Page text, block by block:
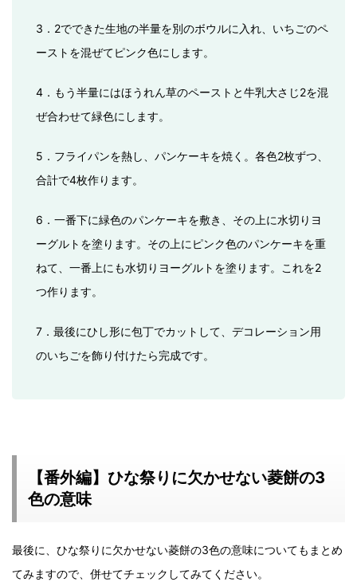
3．2でできた生地の半量を別のボウルに入れ、いちごのペ
ーストを混ぜてピンク色にします。
4．もう半量にはほうれん草のペーストと牛乳大さじ2を混
ぜ合わせて緑色にします。
5．フライパンを熱し、パンケーキを焼く。各色2枚ずつ、
合計で4枚作ります。
6．一番下に緑色のパンケーキを敷き、その上に水切りヨ
ーグルトを塗ります。その上にピンク色のパンケーキを重
ねて、一番上にも水切りヨーグルトを塗ります。これを2
つ作ります。
7．最後にひし形に包丁でカットして、デコレーション用
のいちごを飾り付けたら完成です。
【番外編】ひな祭りに欠かせない菱餅の3
色の意味
最後に、ひな祭りに欠かせない菱餅の3色の意味についてもまとめ
てみますので、併せてチェックしてみてください。